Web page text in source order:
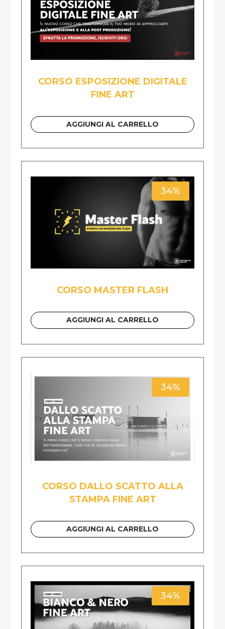
CORSO ESPOSIZIONE DIGITALE
FINE ART
AGGIUNGI AL CARRELLO
34%
CORSO MASTER FLASH
AGGIUNGI AL CARRELLO
34%
CORSO DALLO SCATTO ALLA
STAMPA FINE ART
AGGIUNGI AL CARRELLO
34%